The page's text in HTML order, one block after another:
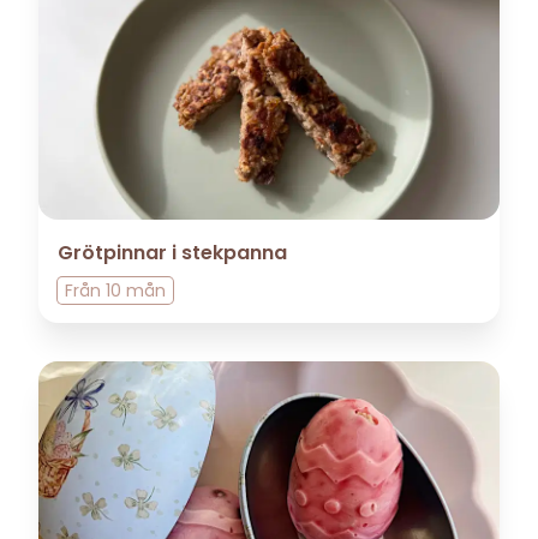
Grötpinnar i stekpanna
Från 10 mån